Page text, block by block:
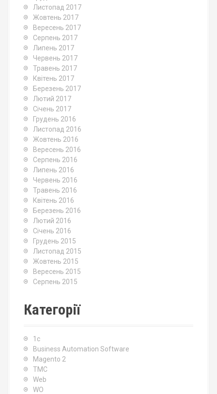
Листопад 2017
Жовтень 2017
Вересень 2017
Серпень 2017
Липень 2017
Червень 2017
Травень 2017
Квітень 2017
Березень 2017
Лютий 2017
Січень 2017
Грудень 2016
Листопад 2016
Жовтень 2016
Вересень 2016
Серпень 2016
Липень 2016
Червень 2016
Травень 2016
Квітень 2016
Березень 2016
Лютий 2016
Січень 2016
Грудень 2015
Листопад 2015
Жовтень 2015
Вересень 2015
Серпень 2015
Категорії
1c
Business Automation Software
Magento 2
TMC
Web
WO